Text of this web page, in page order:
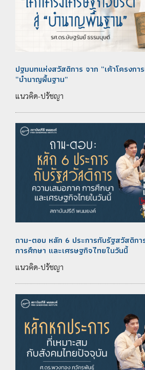
ปฐมบทแห่งสวัสดิการ จาก “เค้าโครงก
“บำนาญพื้นฐาน”
แนวคิด-ปรัชญา
ถาม-ตอบ หลัก 6 ประการกับรัฐสวัสดิกา
การศึกษา และเศรษฐกิจไทยในวันนี้
แนวคิด-ปรัชญา